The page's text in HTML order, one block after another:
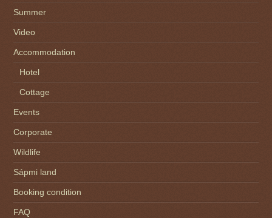
Summer
Video
Accommodation
Hotel
Cottage
Events
Corporate
Wildlife
Sápmi land
Booking condition
FAQ